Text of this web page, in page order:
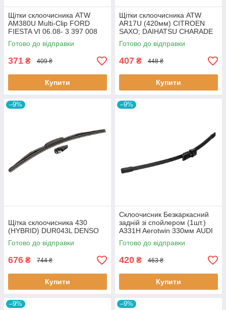
Щітки склоочисника ATW
AM380U Multi-Clip FORD
FIESTA VI 06.08- 3 397 008
576 BOSCH
Готово до відправки
371 ₴ 409 ₴
Купити
Щітки склоочисника ATW
AR17U (420мм) CITROEN
SAXO; DAIHATSU CHARADE
IV, FEROZA, MOVE, SIRION;
FIAT PALIO, SIENA; FORD
Готово до відправки
407 ₴ 448 ₴
Купити
–9%
Щітка склоочисника 430
(HYBRID) DUR043L DENSO
Готово до відправки
676 ₴ 744 ₴
Купити
–9%
Склоочисник Безкаркасний
задній зі спойлером (1шт.)
A331H Aerotwin 330мм AUDI
A3, Q2, Q5; PORSCHE
CAYENNE; SEAT ALHAMBRA,
Готово до відправки
420 ₴ 463 ₴
Купити
–9% –9%